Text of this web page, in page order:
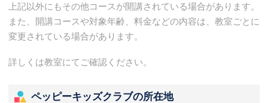
上記以外にもその他コースが開講されている場合があります。
また、開講コースや対象年齢、料金などの内容は、教室ごとに
変更されている場合があります。
詳しくは教室にてご確認ください。
ペッピーキッズクラブの所在地